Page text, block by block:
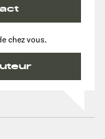
chez vous.